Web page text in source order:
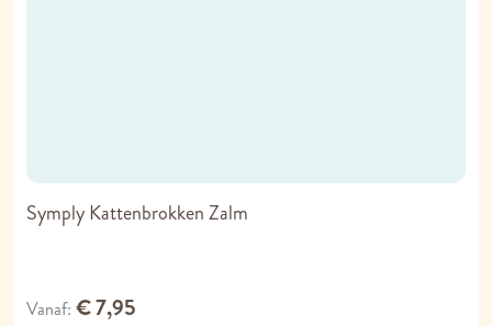
Symply Kattenbrokken Zalm
Vanaf € 7,95